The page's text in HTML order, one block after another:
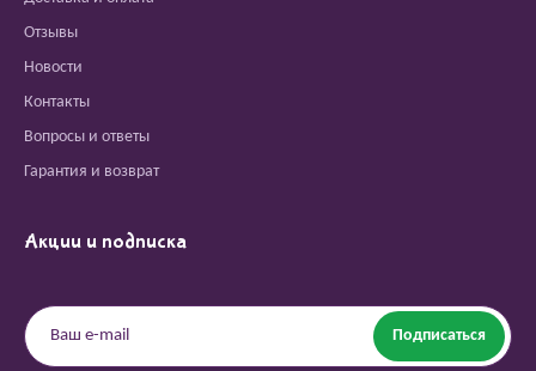
Отзывы
Новости
Контакты
Вопросы и ответы
Гарантия и возврат
Акции и подписка
Подписаться